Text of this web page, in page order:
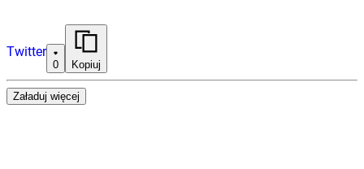
Twitter
0 Kopiuj
Załaduj więcej